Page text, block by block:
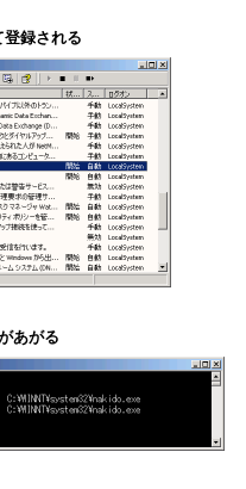
録される
あがる